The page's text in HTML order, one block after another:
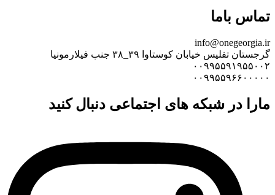
تماس باما
info@onegeorgia.ir
گرجستان تفلیس خیابان کوستاوا ۳۹_۳۸ جنب فیلارمونیا
۰۰۹۹۵۵۹۱۹۵۵۰۰۲
۰۰۹۹۵۵۹۶۶۰۰۰۰۰
مارا در شبکه های اجتماعی دنبال کنید